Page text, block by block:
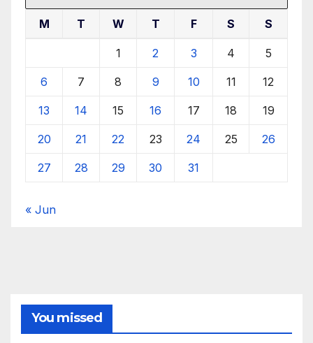
M T W T F S S
1 2 3 4 5
6 7 8 9 10 11 12
13 14 15 16 17 18 19
20 21 22 23 24 25 26
27 28 29 30 31
« Jun
You missed